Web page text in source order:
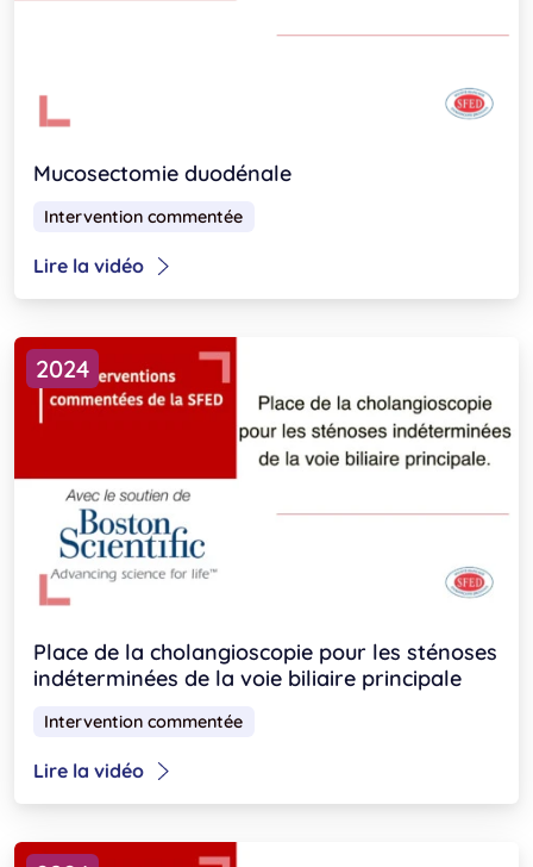
Mucosectomie duodénale
Intervention commentée
Lire la vidéo
2024
Place de la cholangioscopie pour les sténoses
indéterminées de la voie biliaire principale
Intervention commentée
Lire la vidéo